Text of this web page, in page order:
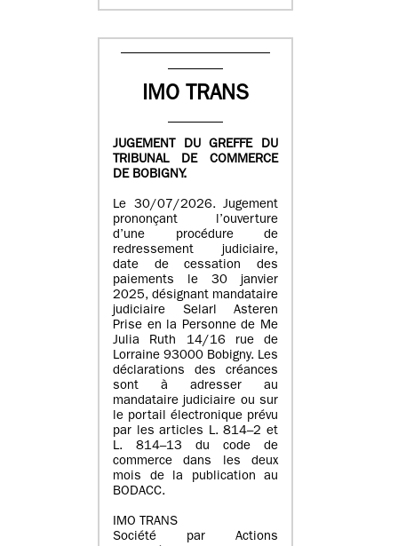
IMO TRANS
JUGEMENT DU GREFFE DU
TRIBUNAL DE COMMERCE
DE BOBIGNY.
Le 30/07/2026. Jugement
prononçant l’ouverture
d’une procédure de
redressement judiciaire,
date de cessation des
paiements le 30 janvier
2025, désignant mandataire
judiciaire Selarl Asteren
Prise en la Personne de Me
Julia Ruth 14/16 rue de
Lorraine 93000 Bobigny. Les
déclarations des créances
sont à adresser au
mandataire judiciaire ou sur
le portail électronique prévu
par les articles L. 814–2 et
L. 814–13 du code de
commerce dans les deux
mois de la publication au
BODACC.
IMO TRANS
Société par Actions